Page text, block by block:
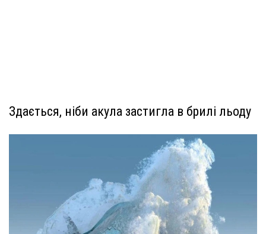
Здається, ніби акула застигла в брилі льоду